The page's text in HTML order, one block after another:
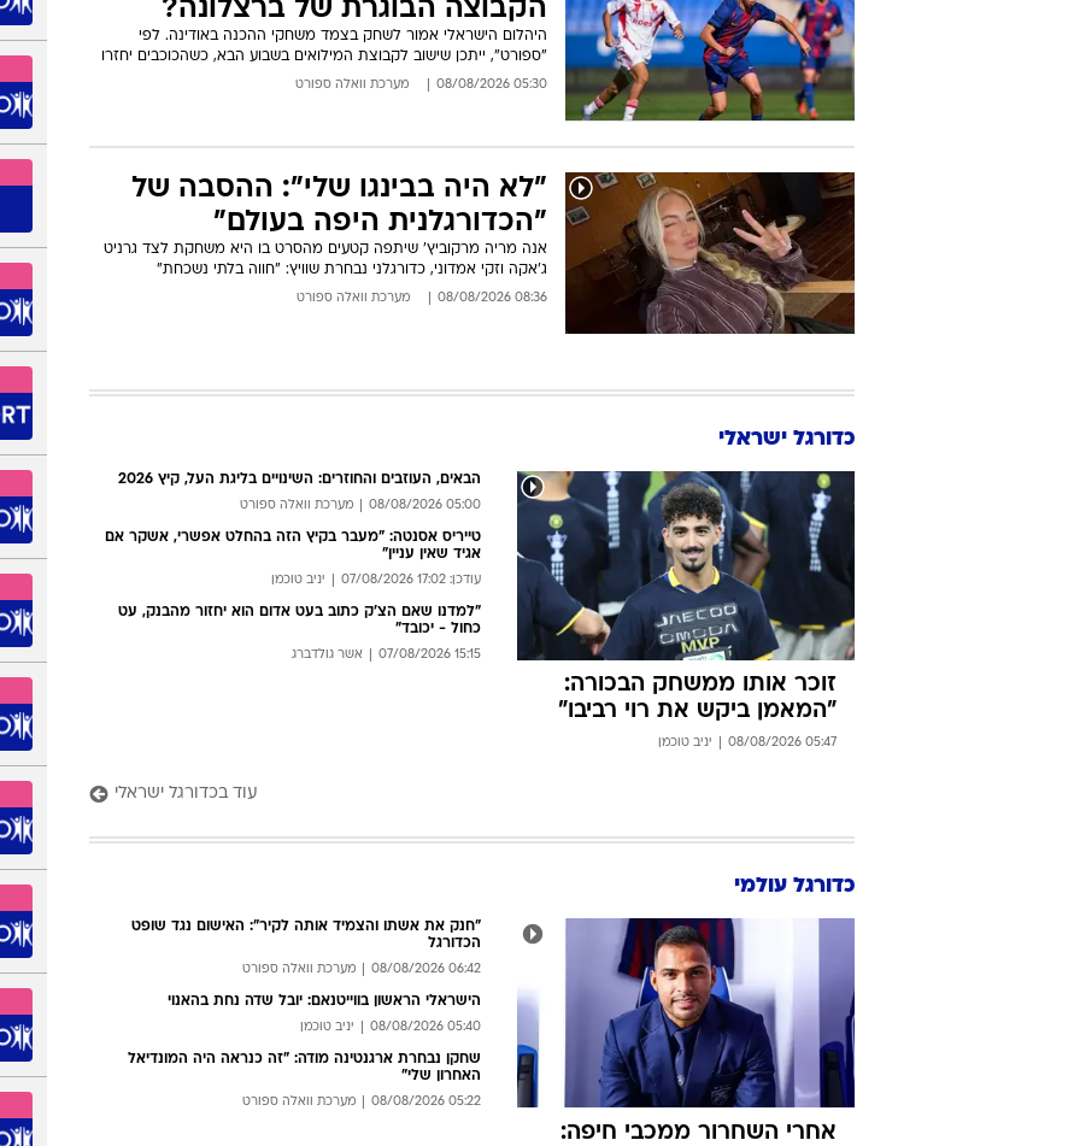
הקבוצה הבוגרת של ברצלונה?
היהלום הישראלי אמור לשחק בצמד משחקי ההכנה באודינה. לפי
"ספורט", ייתכן שישוב לקבוצת המילואים בשבוע הבא, כשהכוכבים יחזרו
05:30 08/08/2026 מערכת וואלה ספורט
"לא היה בבינגו שלי": ההסבה של
"הכדורגלנית היפה בעולם"
אנה מריה מרקוביץ' שיתפה קטעים מהסרט בו היא משחקת לצד גרניט
ג'אקה וזקי אמדוני, כדורגלני נבחרת שוויץ: "חווה בלתי נשכחת"
08:36 08/08/2026 מערכת וואלה ספורט
כדורגל ישראלי
זוכר אותו ממשחק הבכורה:
"המאמן ביקש את רוי רביבו"
05:47 08/08/2026 יניב טוכמן
הבאים, העוזבים והחוזרים: השינויים בליגת העל, קיץ 2026
05:00 08/08/2026 מערכת וואלה ספורט
טייריס אסנטה: "מעבר בקיץ הזה בהחלט אפשרי, אשקר אם
אגיד שאין עניין"
עודכן: 17:02 07/08/2026 יניב טוכמן
"למדנו שאם הצ'ק כתוב בעט אדום הוא יחזור מהבנק, עט
כחול - יכובד"
15:15 07/08/2026 אשר גולדברג
עוד בכדורגל ישראלי
כדורגל עולמי
אחרי השחרור ממכבי חיפה:
"חנק את אשתו והצמיד אותה לקיר": האישום נגד שופט
הכדורגל
06:42 08/08/2026 מערכת וואלה ספורט
הישראלי הראשון בווייטנאם: יובל שדה נחת בהאנוי
05:40 08/08/2026 יניב טוכמן
שחקן נבחרת ארגנטינה מודה: "זה כנראה היה המונדיאל
האחרון שלי"
05:22 08/08/2026 מערכת וואלה ספורט